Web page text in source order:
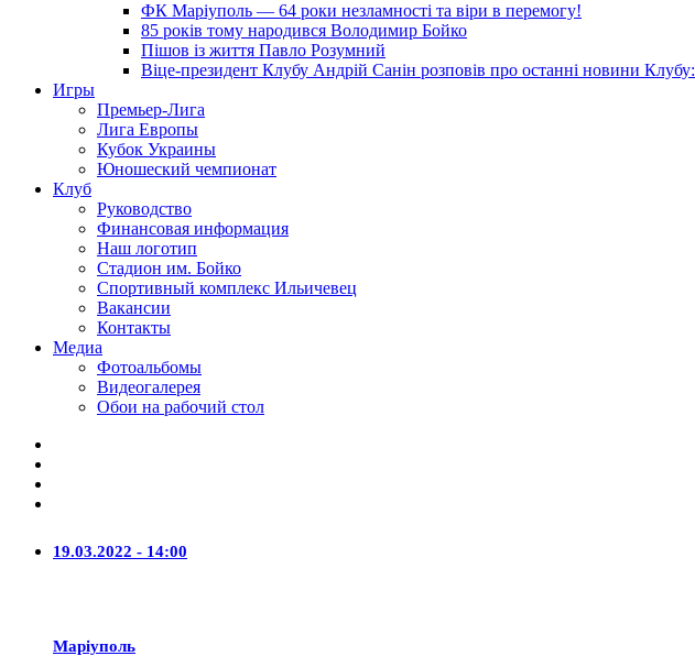
ФК Маріуполь — 64 роки незламності та віри в перемогу!
85 років тому народився Володимир Бойко
Пішов із життя Павло Розумний
Віце-президент Клубу Андрій Санін розповів про останні новини Клубу:
Игры
Премьер-Лига
Лига Европы
Кубок Украины
Юношеский чемпионат
Клуб
Руководство
Финансовая информация
Наш логотип
Стадион им. Бойко
Спортивный комплекс Ильичевец
Вакансии
Контакты
Медиа
Фотоальбомы
Видеогалерея
Обои на рабочий стол
19.03.2022 - 14:00
Маріуполь